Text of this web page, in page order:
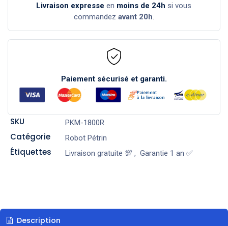
Livraison expresse en moins de 24h si vous
commandez avant 20h.
Paiement sécurisé et garanti.
SKU PKM-1800R
Catégorie Robot Pétrin
Étiquettes Livraison gratuite 💯 , Garantie 1 an ✅
Description